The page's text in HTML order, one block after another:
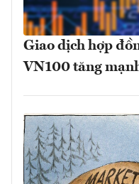
Giao dịch hợp
VN100 tăng